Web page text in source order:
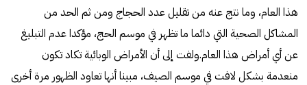
هذا العام، وما نتج عنه من تقليل عدد الحجاج ومن ثم الحد من
المشاكل الصحية التي دائما ما تظهر في موسم الحج، مؤكدا عدم التبليغ
عن أي أمراض هذا العام.ولفت إلى أن الأمراض الوبائية تكاد تكون
منعدمة بشكل لافت في موسم الصيف، مبينا أنها تعاود الظهور مرة أخرى